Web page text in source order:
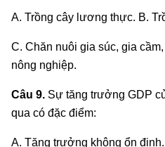
A. Trồng cây lương thực. B.
C. Chăn nuôi gia súc, gia
nông nghiệp.
Câu 9. Sự tăng trưởng GDP
qua có đặc điểm:
A. Tăng trưởng không ổn định.